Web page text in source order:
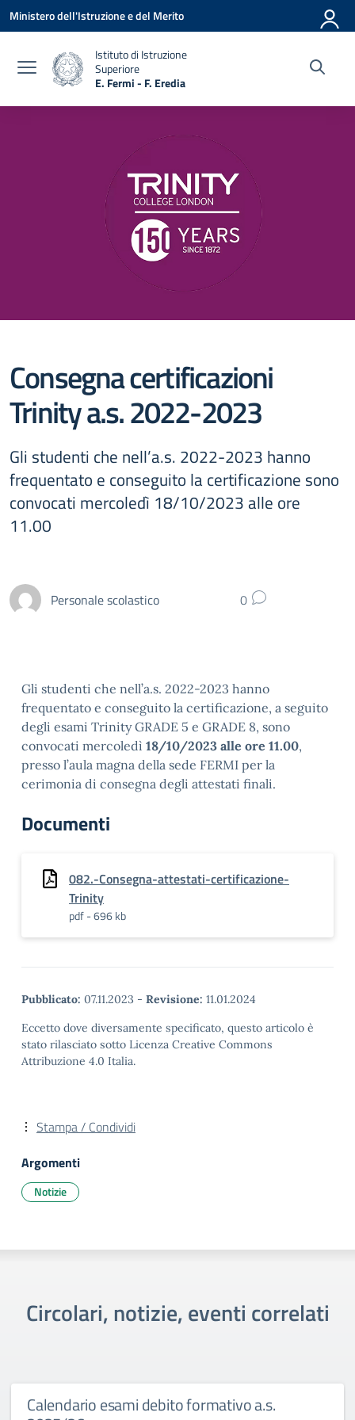
Vai ai contenuti
Vai al menu di navigazione
Vai al footer
Ministero dell'Istruzione e del Merito
Istituto di Istruzione
Superiore
E. Fermi - F. Eredia
Consegna certificazioni
Trinity a.s. 2022-2023
Gli studenti che nell’a.s. 2022-2023 hanno
frequentato e conseguito la certificazione sono
convocati mercoledì 18/10/2023 alle ore
11.00
Personale scolastico 0
Gli studenti che nell’a.s. 2022-2023 hanno
frequentato e conseguito la certificazione, a seguito
degli esami Trinity GRADE 5 e GRADE 8, sono
convocati mercoledì 18/10/2023 alle ore 11.00,
presso l’aula magna della sede FERMI per la
cerimonia di consegna degli attestati finali.
Documenti
082.-Consegna-attestati-certificazione-
Trinity
pdf - 696 kb
Pubblicato: 07.11.2023 - Revisione: 11.01.2024
Eccetto dove diversamente specificato, questo articolo è
stato rilasciato sotto Licenza Creative Commons
Attribuzione 4.0 Italia.
Stampa / Condividi
Argomenti
Notizie
Circolari, notizie, eventi correlati
Calendario esami debito formativo a.s.